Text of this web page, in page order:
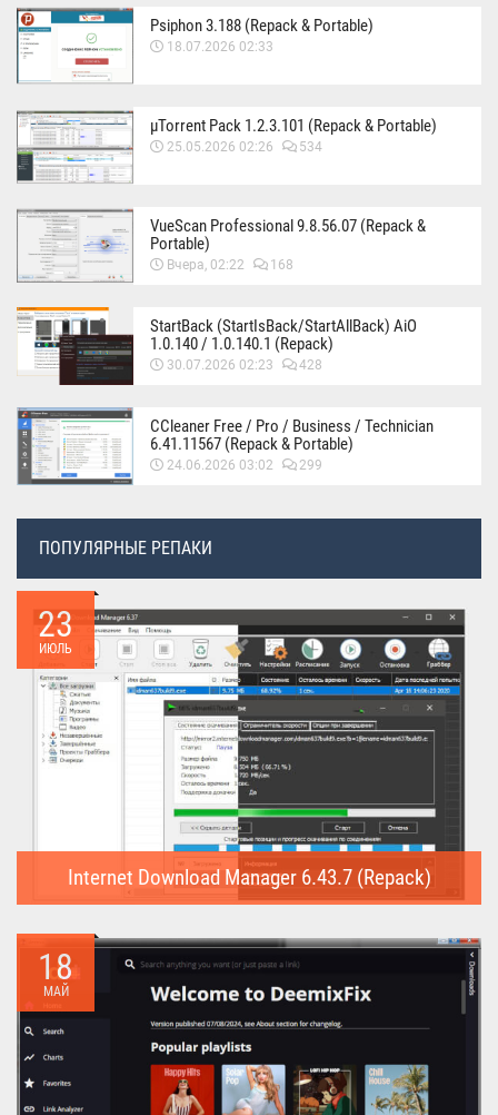
Psiphon 3.188 (Repack & Portable)
18.07.2026 02:33
µTorrent Pack 1.2.3.101 (Repack & Portable)
25.05.2026 02:26 534
VueScan Professional 9.8.56.07 (Repack &
Portable)
Вчера, 02:22 168
StartBack (StartIsBack/StartAllBack) AiO
1.0.140 / 1.0.140.1 (Repack)
30.07.2026 02:23 428
CCleaner Free / Pro / Business / Technician
6.41.11567 (Repack & Portable)
24.06.2026 03:02 299
ПОПУЛЯРНЫЕ РЕПАКИ
23
ИЮЛЬ
Internet Download Manager 6.43.7 (Repack)
предназначена для...
18
МАЙ